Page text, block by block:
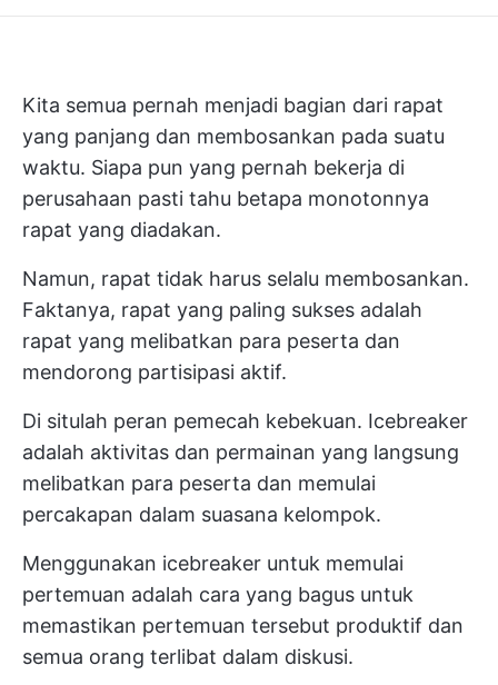
Kita semua pernah menjadi bagian dari rapat
yang panjang dan membosankan pada suatu
waktu. Siapa pun yang pernah bekerja di
perusahaan pasti tahu betapa monotonnya
rapat yang diadakan.
Namun, rapat tidak harus selalu membosankan.
Faktanya, rapat yang paling sukses adalah
rapat yang melibatkan para peserta dan
mendorong partisipasi aktif.
Di situlah peran pemecah kebekuan. Icebreaker
adalah aktivitas dan permainan yang langsung
melibatkan para peserta dan memulai
percakapan dalam suasana kelompok.
Menggunakan icebreaker untuk memulai
pertemuan adalah cara yang bagus untuk
memastikan pertemuan tersebut produktif dan
semua orang terlibat dalam diskusi.